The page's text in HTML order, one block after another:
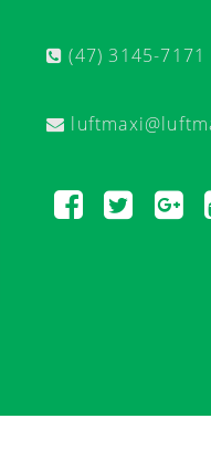
(47) 3145-